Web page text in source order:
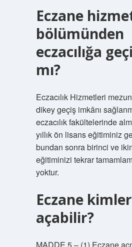
Eczane
bölümünden
eczacılığa
mı?
Eczacılık Hizmetleri
dikey geçiş imkânı
eczacılık fakültelerinde
yıllık ön lisans eğitiminiz
bundan sonra birinci ve
eğitiminizi tekrar
yoktur.
Eczane kimler
açabilir?